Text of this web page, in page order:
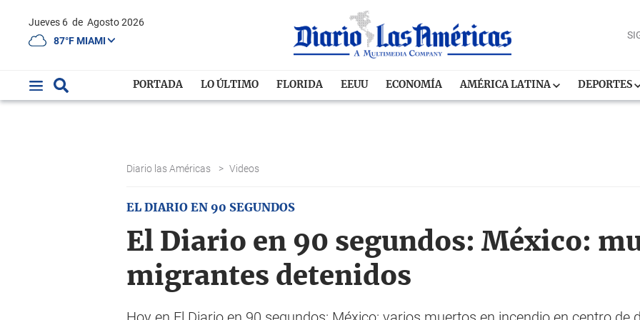
Jueves 6 de Agosto 2026
87°F MIAMI
PORTADA LO ÚLTIMO FLORIDA EEUU ECONOMÍA AMÉRICA LATINA DEPORTES
Diario las Américas > Videos
EL DIARIO EN 90 SEGUNDOS
El Diario en 90 segundos: México:
migrantes detenidos